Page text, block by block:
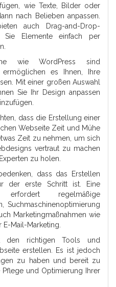
wie Texte, Bilder oder
nach Belieben anpassen.
auch Drag-and-Drop-
Sie Elemente einfach per
wie WordPress sind
es Ihnen, Ihre
Mit einer großen Auswahl
Sie Ihr Design anpassen
dass die Erstellung einer
Webseite Zeit und Mühe
Zeit zu nehmen, um sich
vertraut zu machen
zu holen.
dass das Erstellen
der erste Schritt ist. Eine
regelmäßige
Suchmaschinenoptimierung
Marketingmaßnahmen wie
Mail-Marketing.
den richtigen Tools und
erstellen. Es ist jedoch
zu haben und bereit zu
und Optimierung Ihrer